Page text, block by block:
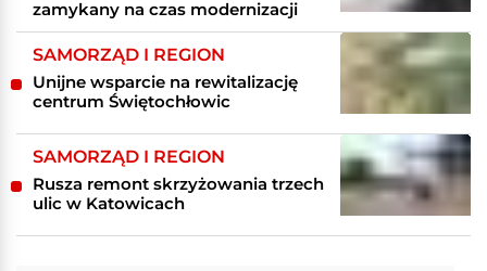
zamykany na czas modernizacji
SAMORZĄD I REGION
Unijne wsparcie na rewitalizację
centrum Świętochłowic
SAMORZĄD I REGION
Rusza remont skrzyżowania trzech
ulic w Katowicach